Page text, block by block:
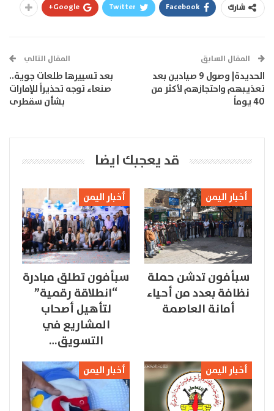
شارك Facebook
Twitter
Google+
المقال السابق
الحديدة| وصول 9 صيادين بعد
تعذيبهم واحتجازهم لأكثر من
40 يوماً
المقال التالي
بعد تسييرها طلعات جوية..
صنعاء توجه تحذيراً للإمارات
بشأن سقطرى
قد يعجبك ايضا
أخبار اليمن
سبأفون تدشن حملة
نظافة بعدد من أحياء
أمانة العاصمة
أخبار اليمن
سبأفون تطلق مبادرة
“انطلاقة رقمية”
لتأهيل أصحاب
المشاريع في
التسويق…
أخبار اليمن أخبار اليمن